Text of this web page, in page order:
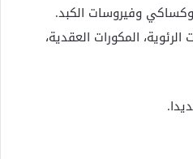
وفيروسات الكبد.
المكورات العقدية،